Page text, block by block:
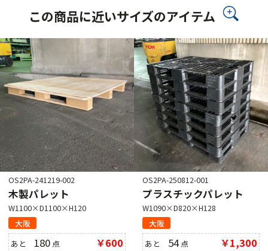
この商品に近いサイズのアイテム
OS2PA-241219-002
木製パレット
W1100×D1100×H120
大阪
あと 180 点 ￥600
OS2PA-250812-001
プラスチックパレット
W1090×D820×H128
大阪
あと 54点 ￥1,300